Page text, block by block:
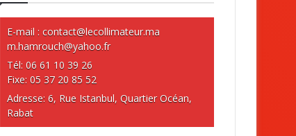
E-mail :contact@lecollimateur.ma
m.hamrouch@yahoo.fr
Tél: 06 61 10 39 26
Fixe: 05 37 20 85 52
Adresse: 6, Rue Istanbul, Quartier Océan,
Rabat